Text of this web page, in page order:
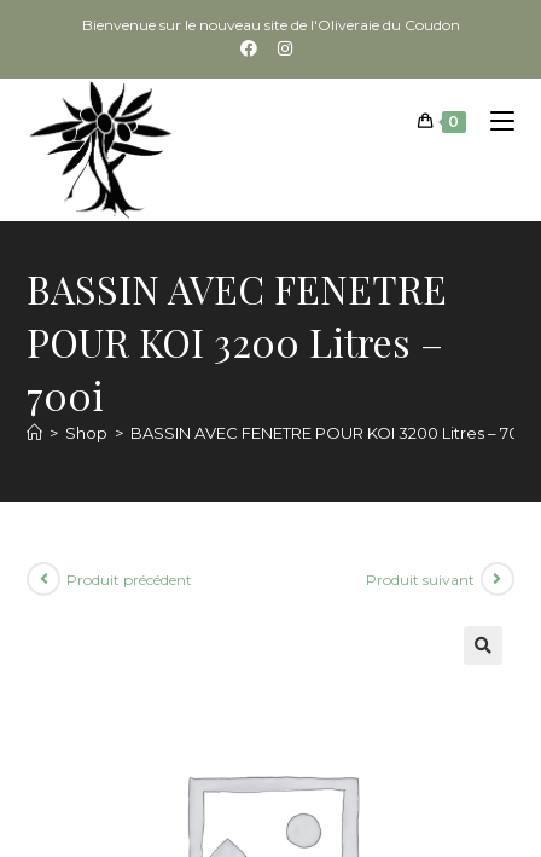
Bienvenue sur le nouveau site de l'Oliveraie du Coudon
0
BASSIN AVEC FENETRE
POUR KOI 3200 Litres –
700i
> Shop > BASSIN AVEC FENETRE POUR KOI 3200 Litres – 700i
Produit précédent Produit suivant